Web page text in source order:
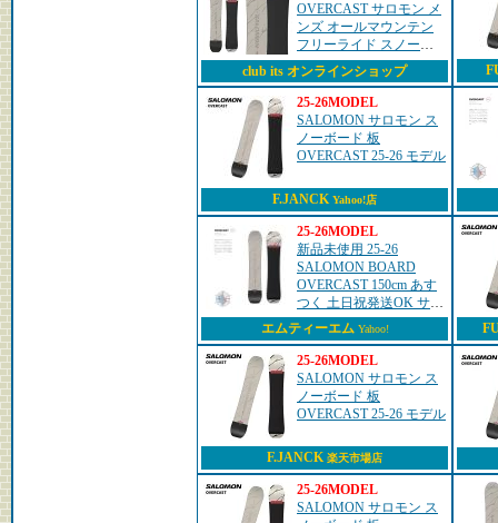
OVERCAST サロモン メ
ンズ オールマウンテン
フリーライド スノーボ
ード 板 2025-2026
club its オンラインショップ
25-26MODEL
SALOMON サロモン ス
ノーボード 板
OVERCAST 25-26 モデル
F.JANCKYahoo!店
25-26MODEL
新品未使用 25-26
SALOMON BOARD
OVERCAST 150cm あす
つく 土日祝発送OK サロ
モン
エムティーエム Yahoo!
25-26MODEL
SALOMON サロモン ス
ノーボード 板
OVERCAST 25-26 モデル
F.JANCK楽天市場店
25-26MODEL
SALOMON サロモン ス